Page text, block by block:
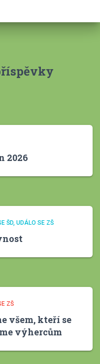
2026
ŠD UDÁLO SE ZŠ
ZŠ
všem, kteří se
výhercům